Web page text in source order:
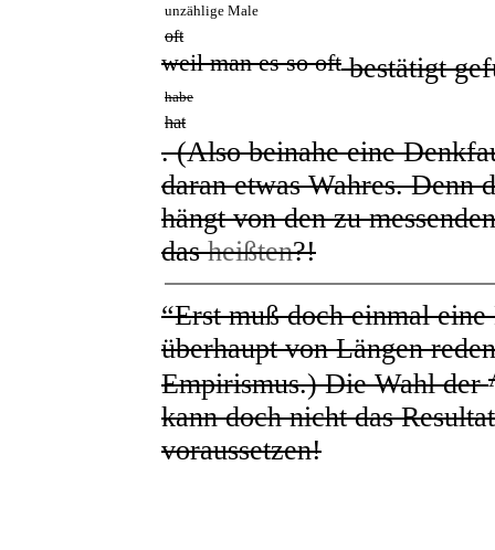
unzählige Male
oft
weil man es so oftbestätigt
habe
hat
. (Also beinahe eine
daran etwas Wahres. Denn
hängt von den zu
dasheißten?!
“Erst muß doch einmal
überhaupt von Längen
Empirismus.) Die Wahl der
kann doch nicht das
voraussetzen!